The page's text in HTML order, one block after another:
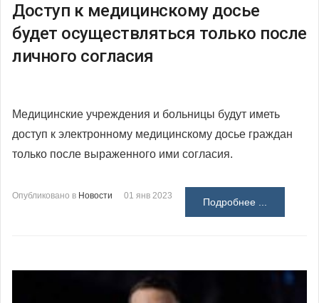
Доступ к медицинскому досье
будет осуществляться только после
личного согласия
Медицинские учреждения и больницы будут иметь
доступ к электронному медицинскому досье граждан
только после выраженного ими согласия.
Опубликовано в Новости 01 янв 2023
Подробнее ...